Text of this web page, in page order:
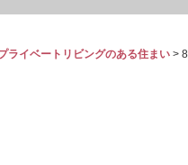
ライベートリビングのある住まい >